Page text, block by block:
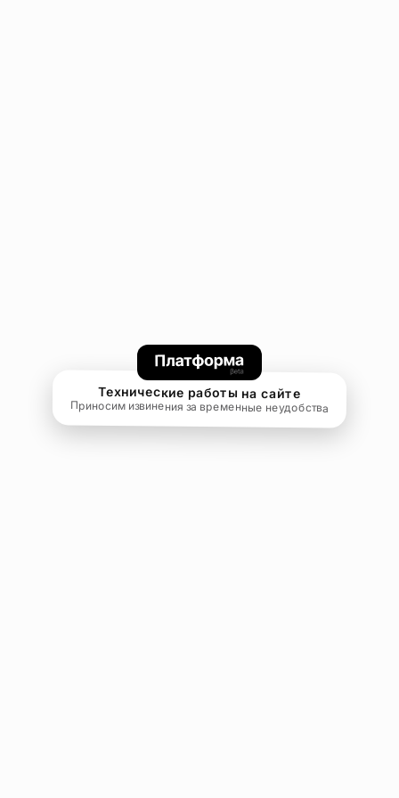
Технические работы на сайте
Приносим извинения за временные неудобства